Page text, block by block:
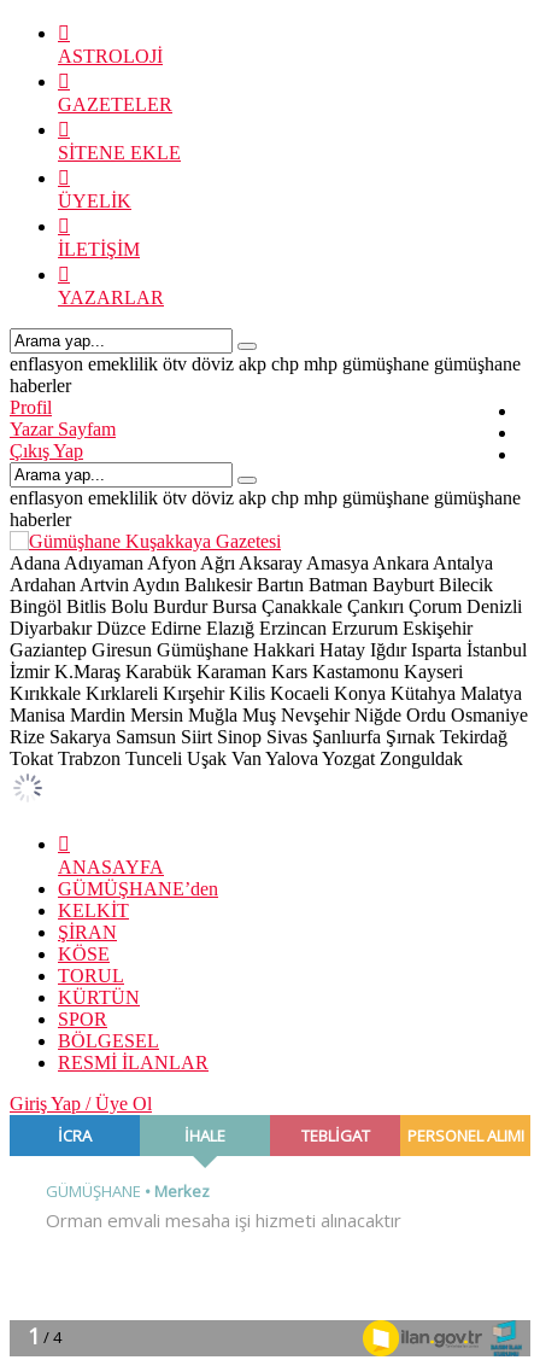
ASTROLOJİ
GAZETELER
SİTENE EKLE
ÜYELİK
İLETİŞİM
YAZARLAR
enflasyon emeklilik ötv döviz akp chp mhp gümüşhane gümüşhane
haberler
Profil
Yazar Sayfam
Çıkış Yap
enflasyon emeklilik ötv döviz akp chp mhp gümüşhane gümüşhane
haberler
Adana Adıyaman Afyon Ağrı Aksaray Amasya Ankara Antalya
Ardahan Artvin Aydın Balıkesir Bartın Batman Bayburt Bilecik
Bingöl Bitlis Bolu Burdur Bursa Çanakkale Çankırı Çorum Denizli
Diyarbakır Düzce Edirne Elazığ Erzincan Erzurum Eskişehir
Gaziantep Giresun Gümüşhane Hakkari Hatay Iğdır Isparta İstanbul
İzmir K.Maraş Karabük Karaman Kars Kastamonu Kayseri
Kırıkkale Kırklareli Kırşehir Kilis Kocaeli Konya Kütahya Malatya
Manisa Mardin Mersin Muğla Muş Nevşehir Niğde Ordu Osmaniye
Rize Sakarya Samsun Siirt Sinop Sivas Şanlıurfa Şırnak Tekirdağ
Tokat Trabzon Tunceli Uşak Van Yalova Yozgat Zonguldak
ANASAYFA
GÜMÜŞHANE’den
KELKİT
ŞİRAN
KÖSE
TORUL
KÜRTÜN
SPOR
BÖLGESEL
RESMİ İLANLAR
Giriş Yap / Üye Ol